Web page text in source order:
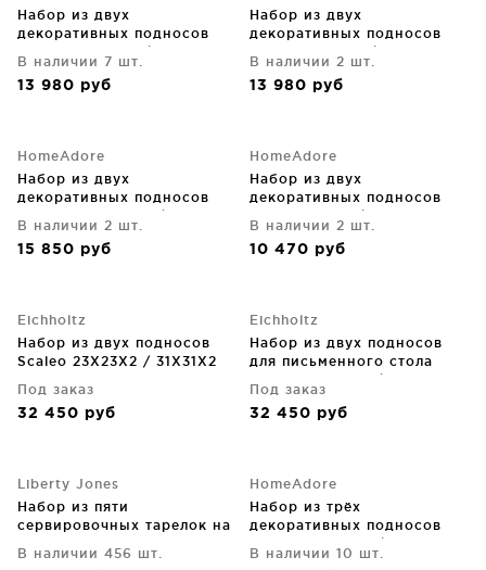
Набор из двух
декоративных подносов
Nanid 40X40X4 / 36X36X4
CM
В наличии 7 шт.
13 980 руб
Набор из двух
декоративных подносов
Soro 40X40X4 / 36X36X4
CM
В наличии 2 шт.
13 980 руб
HomeAdore
Набор из двух
декоративных подносов
Tahmina 45X45X4 / 37X37X4
CM
В наличии 2 шт.
15 850 руб
HomeAdore
Набор из двух
декоративных подносов
Tur 40X40X4 / 34X34X4 CM
В наличии 2 шт.
10 470 руб
Eichholtz
Набор из двух подносов
Scaleo 23X23X2 / 31X31X2
Под заказ
32 450 руб
Eichholtz
Набор из двух подносов
для письменного стола
Scaleo 23X23X2 / 31X31X2
CM
Под заказ
32 450 руб
Liberty Jones
Набор из пяти
сервировочных тарелок на
Sorrento
В наличии 456 шт.
HomeAdore
Набор из трёх
декоративных подносов
Connla 33X33X5 / 30X30X5
/ 27X27X4 CM
В наличии 10 шт.